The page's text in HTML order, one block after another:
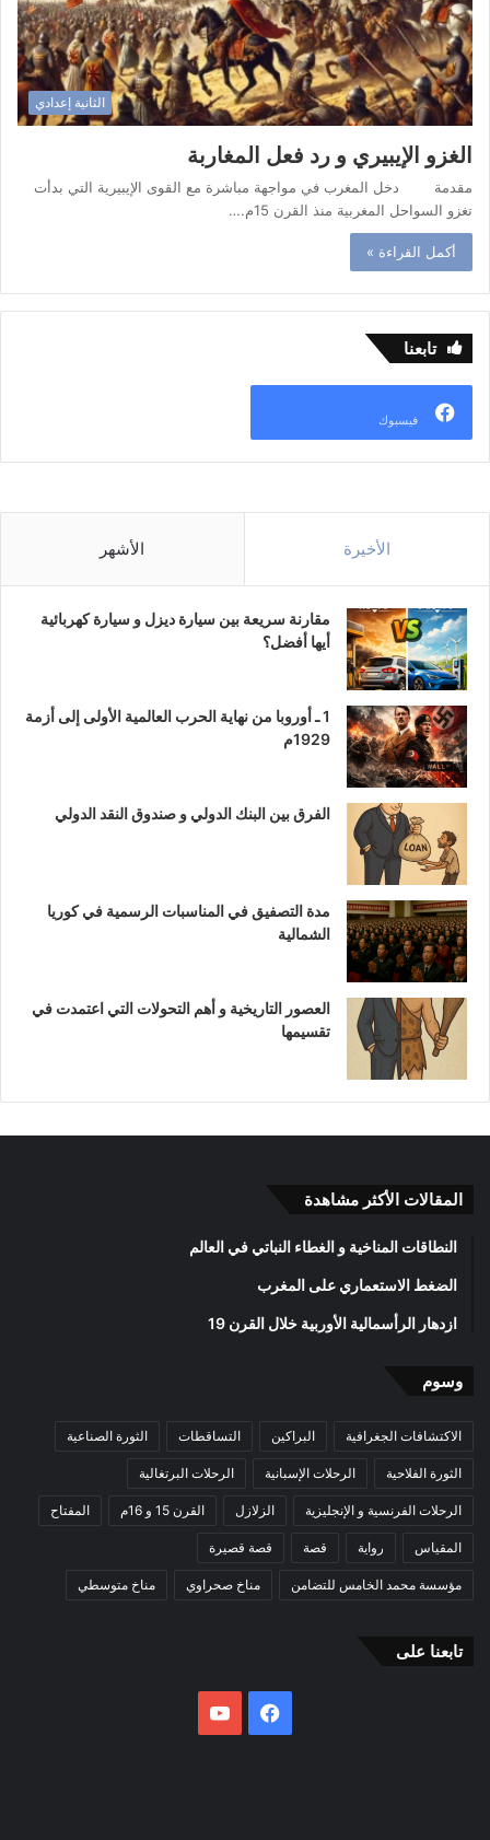
الثانية إعدادي
الغزو الإيبيري و رد فعل المغاربة
مقدمة دخل المغرب في مواجهة مباشرة مع القوى الإيبيرية التي بدأت
تغزو السواحل المغربية منذ القرن 15م.…
أكمل القراءة »
تابعنا
فيسبوك
الأخيرة الأشهر
مقارنة سريعة بين سيارة ديزل و سيارة كهربائية
أيها أفضل؟
1 ـ أوروبا من نهاية الحرب العالمية الأولى إلى أزمة
1929م
الفرق بين البنك الدولي و صندوق النقد الدولي
مدة التصفيق في المناسبات الرسمية في كوريا
الشمالية
العصور التاريخية و أهم التحولات التي اعتمدت في
تقسيمها
المقالات الأكثر مشاهدة
النطاقات المناخية و الغطاء النباتي في العالم
الضغط الاستعماري على المغرب
ازدهار الرأسمالية الأوربية خلال القرن 19
وسوم
الاكتشافات الجغرافية البراكين التساقطات الثورة الصناعية
الثورة الفلاحية الرحلات الإسبانية الرحلات البرتغالية
الرحلات الفرنسية و الإنجليزية الزلازل القرن 15 و 16م المفتاح
المقياس رواية قصة قصة قصيرة
مؤسسة محمد الخامس للتضامن مناخ صحراوي مناخ متوسطي
تابعنا على
فيسبوك